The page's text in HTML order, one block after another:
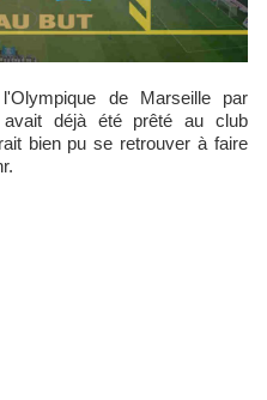
déjà été prêté au club
bien pu se retrouver à faire